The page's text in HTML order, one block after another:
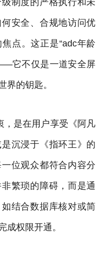
安全、合规地访问优
点。这正是“adc年龄
它不仅是一道安全屏
界的钥匙。
，是在用户享受《阿凡
沉浸于《指环王》的
位观众都符合内容分
繁琐的障碍，而是通
结合数据库核对或简
成权限开通。